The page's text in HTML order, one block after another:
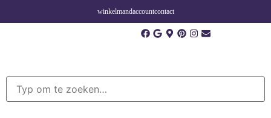
winkelmandaccountcontact